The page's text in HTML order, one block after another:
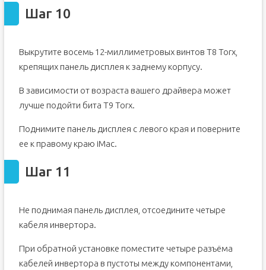
Шаг 10
Выкрутите восемь 12-миллиметровых винтов T8 Torx,
крепящих панель дисплея к заднему корпусу.
В зависимости от возраста вашего драйвера может
лучше подойти бита T9 Torx.
Поднимите панель дисплея с левого края и поверните
ее к правому краю iMac.
Шаг 11
Не поднимая панель дисплея, отсоедините четыре
кабеля инвертора.
При обратной установке поместите четыре разъёма
кабелей инвертора в пустоты между компонентами,